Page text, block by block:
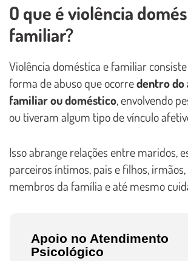
O que é violência
familiar?
Violência doméstica e familiar
forma de abuso que ocorredentro do
familiar ou doméstico, envolvendo
ou tiveram algum tipo de vínculo
Isso abrange relações entre maridos,
parceiros íntimos, pais e filhos,
membros da família e até mesmo
Apoio no Atendimento
Psicológico